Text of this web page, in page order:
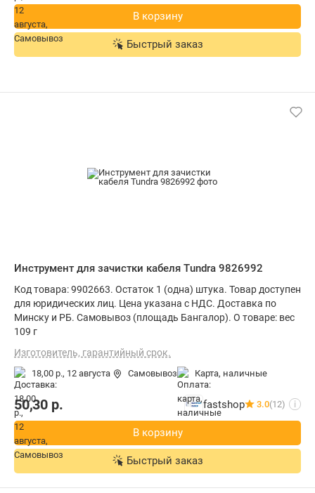
В корзину
Быстрый заказ
Инструмент для зачистки кабеля Tundra 9826992
Код товара: 9902663. Остаток 1 (одна) штука. Товар доступен
для юридических лиц. Цена указана с НДС. Доставка по
Минску и РБ. Самовывоз (площадь Бангалор). О товаре: вес
109 г
Изготовитель, гарантийный срок.
18,00 р., 12 августа Самовывоз карта, наличные
50,30 р. fastshop 3.0(12) i
В корзину
Быстрый заказ